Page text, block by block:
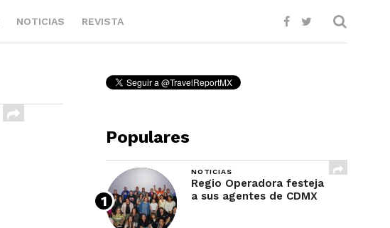
NOTICIAS REVISTA
Populares
NOTICIAS
Regio Operadora festeja
a sus agentes de CDMX